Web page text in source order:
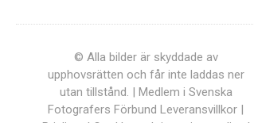
© Alla bilder är skyddade av
upphovsrätten och får inte laddas ner
utan tillstånd. | Medlem i Svenska
Fotografers Förbund Leveransvillkor |